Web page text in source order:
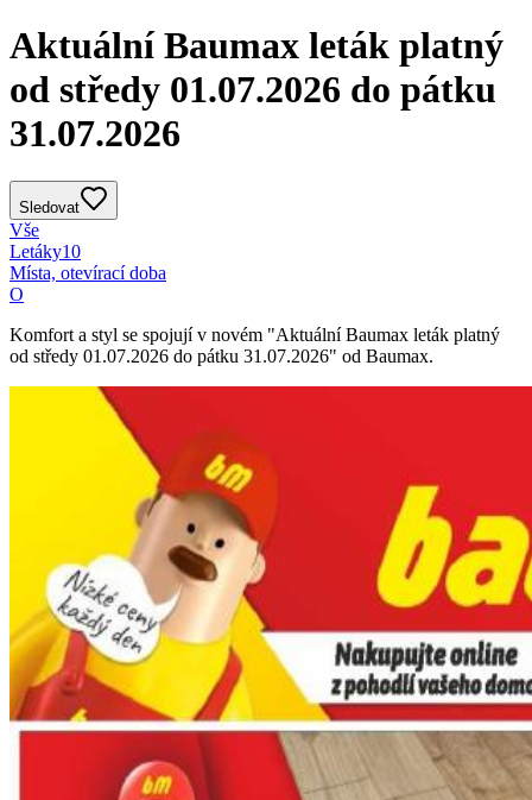
Aktuální Baumax leták platný
od středy 01.07.2026 do pátku
31.07.2026
Sledovat
Vše
Letáky10
Místa, otevírací doba
O
Komfort a styl se spojují v novém "Aktuální Baumax leták platný
od středy 01.07.2026 do pátku 31.07.2026" od Baumax.